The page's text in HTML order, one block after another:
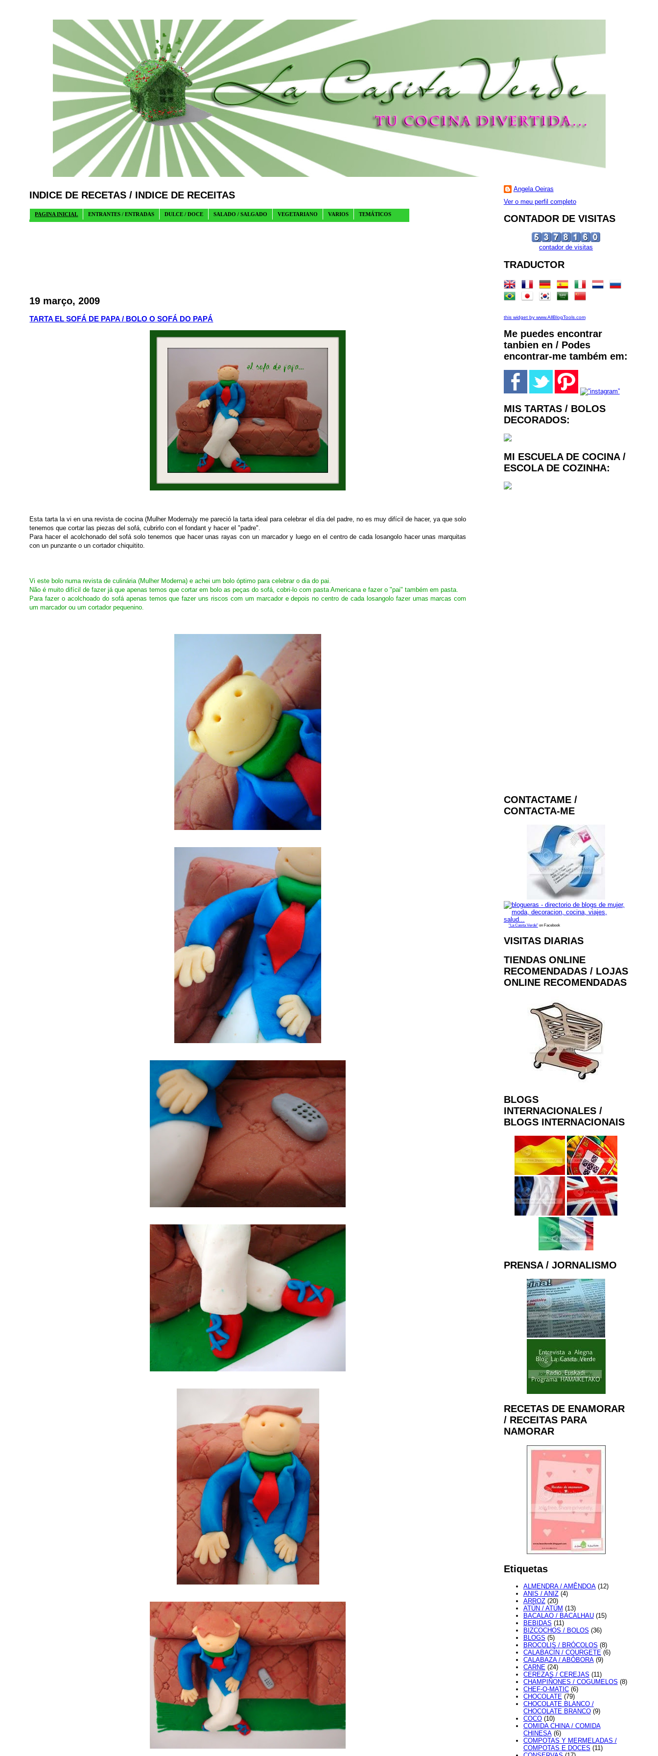
INDICE DE RECETAS / INDICE DE RECEITAS
PAGINA INICIAL ENTRANTES / ENTRADAS DULCE / DOCE SALADO / SALGADO VEGETARIANO VARIOS TEMÁTICOS
19 março, 2009
TARTA EL SOFÁ DE PAPA / BOLO O SOFÁ DO PAPÁ
Esta tarta la vi en una revista de cocina (Mulher Moderna)y me pareció la tarta ideal para celebrar el día del padre, no es muy difícil de hacer, ya que solo
tenemos que cortar las piezas del sofá, cubrirlo con el fondant y hacer el "padre".
Para hacer el acolchonado del sofá solo tenemos que hacer unas rayas con un marcador y luego en el centro de cada losangolo hacer unas marquitas
con un punzante o un cortador chiquitito.
Vi este bolo numa revista de culinária (Mulher Moderna) e achei um bolo óptimo para celebrar o dia do pai.
Não é muito difícil de fazer já que apenas temos que cortar em bolo as peças do sofá, cobri-lo com pasta Americana e fazer o "pai" também em pasta.
Para fazer o acolchoado do sofá apenas temos que fazer uns riscos com um marcador e depois no centro de cada losangolo fazer umas marcas com
um marcador ou um cortador pequenino.
Angela Oeiras
Ver o meu perfil completo
CONTADOR DE VISITAS
contador de visitas
TRADUCTOR
this widget by www.AllBlogTools.com
Me puedes encontrar
tanbien en / Podes
encontrar-me também em:
MIS TARTAS / BOLOS
DECORADOS:
MI ESCUELA DE COCINA /
ESCOLA DE COZINHA:
CONTACTAME /
CONTACTA-ME
"La Casita Verde"on Facebook
VISITAS DIARIAS
TIENDAS ONLINE
RECOMENDADAS / LOJAS
ONLINE RECOMENDADAS
BLOGS
INTERNACIONALES /
BLOGS INTERNACIONAIS
PRENSA / JORNALISMO
RECETAS DE ENAMORAR
/ RECEITAS PARA
NAMORAR
Etiquetas
ALMENDRA / AMÊNDOA (12)
ANIS / ANIZ (4)
ARROZ (20)
ATÚN / ATÚM (13)
BACALAO / BACALHAU (15)
BEBIDAS (11)
BIZCOCHOS / BOLOS (36)
BLOGS (5)
BROCOLIS / BRÓCOLOS (8)
CALABACÍN / COURGETE (6)
CALABAZA / ABÓBORA (9)
CARNE (24)
CEREZAS / CEREJAS (11)
CHAMPIÑONES / COGUMELOS (8)
CHEF-O-MATIC (6)
CHOCOLATE (79)
CHOCOLATE BLANCO /
CHOCOLATE BRANCO (9)
COCO (10)
COMIDA CHINA / COMIDA
CHINESA (6)
COMPOTAS Y MERMELADAS /
COMPOTAS E DOCES (11)